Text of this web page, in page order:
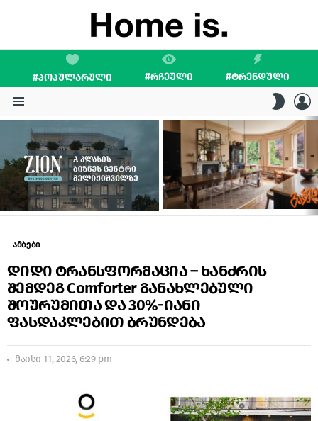
#ᲞᲝᲞᲣᲚᲐᲠᲣᲚᲘ #ᲠᲩᲔᲣᲚᲘ #ᲢᲠᲔᲜᲓᲣᲚᲘ
SKIN
STORIES
ამბები
დიდი ტრანსფორმაცია – ხანძრის
შემდეგ Comforter განახლებული
შოურუმითა და 30%-იანი
ფასდაკლებით ბრუნდება
მაისი 11, 2026, 6:29 pm